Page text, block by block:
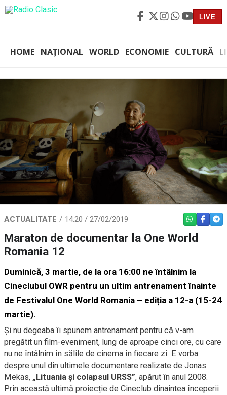
LIVE
HOME NAȚIONAL WORLD ECONOMIE CULTURĂ
ACTUALITATE 14:20 / 27/02/2019 WHATSAPP
Maraton de documentar la One World
Romania 12
Duminică, 3 martie, de la ora 16:00 ne întâlnim la
Cineclubul OWR pentru un ultim antrenament înainte
de Festivalul One World Romania – ediția a 12-a (15-24
martie).
Și nu degeaba îi spunem antrenament pentru că v-am
pregătit un film-eveniment, lung de aproape cinci ore, cu care
nu ne întâlnim în sălile de cinema în fiecare zi. E vorba
despre unul din ultimele documentare realizate de Jonas
Mekas, „Lituania și colapsul URSS”, apărut în anul 2008.
Prin această ultimă proiecție de Cineclub dinaintea începerii